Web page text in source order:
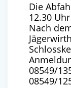
Die
12.30
Nach
08549/
08549/